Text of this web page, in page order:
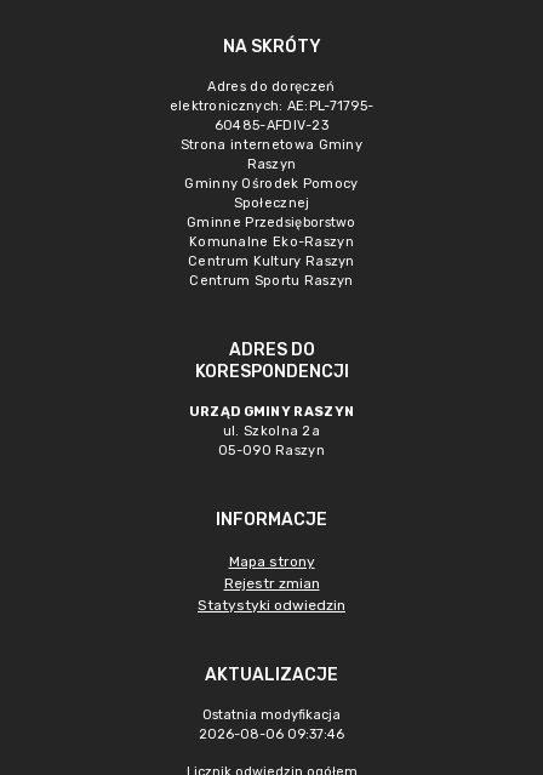
NA SKRÓTY
Adres do doręczeń
elektronicznych: AE:PL-71795-
60485-AFDIV-23
Strona internetowa Gminy
Raszyn
Gminny Ośrodek Pomocy
Społecznej
Gminne Przedsięborstwo
Komunalne Eko-Raszyn
Centrum Kultury Raszyn
Centrum Sportu Raszyn
ADRES DO
KORESPONDENCJI
URZĄD GMINY RASZYN
ul. Szkolna 2a
05-090 Raszyn
INFORMACJE
Mapa strony
Rejestr zmian
Statystyki odwiedzin
AKTUALIZACJE
Ostatnia modyfikacja
2026-08-06 09:37:46